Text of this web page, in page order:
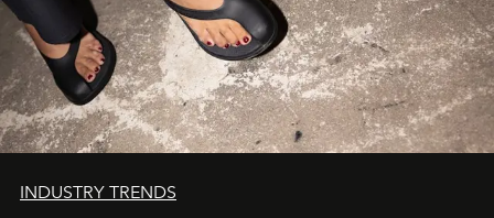
INDUSTRY TRENDS